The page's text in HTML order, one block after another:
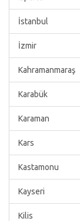
İstanbul
İzmir
Kahramanmaraş
Karabük
Karaman
Kars
Kastamonu
Kayseri
Kilis